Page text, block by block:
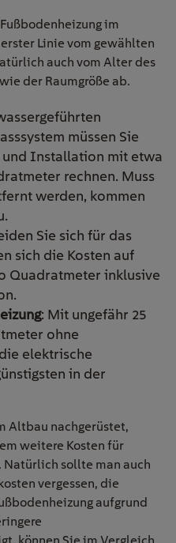
im
Linie vom gewählten
auch vom Alter des
der Raumgröße ab.
müssen Sie
Installation mit etwa
rechnen. Muss
werden, kommen
Sie sich für das
sich die Kosten auf
Quadratmeter inklusive
: Mit ungefähr 25
ohne
elektrische
in der
Altbau nachgerüstet,
weitere Kosten für
sollte man auch
vergessen, die
aufgrund